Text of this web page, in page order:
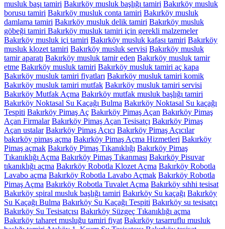
musluk başı tamiri Bakırköy musluk başlığı tamiri Bakırköy musluk
borusu tamiri Bakırköy musluk conta tamiri Bakırköy musluk
damlama tamiri Bakırköy musluk delik tamiri Bakırköy musluk
göbeği tamiri Bakırköy musluk tamiri için gerekli malzemeler
Bakırköy musluk içi tamiri Bakırköy musluk kafası tamiri Bakırköy
musluk klozet tamiri Bakırköy musluk servisi Bakırköy musluk
tamir aparatı Bakırköy musluk tamir eden Bakırköy musluk tamir
etme Bakırköy musluk tamiri Bakırköy musluk tamiri aç kapa
Bakırköy musluk tamiri fiyatları Bakırköy musluk tamiri komik
Bakırköy musluk tamiri mutfak Bakırköy musluk tamiri servisi
Bakırköy Mutfak Açma Bakırköy mutfak musluk başlığı tamiri
Bakırköy Noktasal Su Kaçağı Bulma Bakırköy Noktasal Su kaçağı
Tespiti Bakırköy Pimaş Aç Bakırköy Pimaş Açan Bakırköy Pimaş
Açan Firmalar Bakırköy Pimaş Açan Tesisatçı Bakırköy Pimaş
Açan ustalar Bakırköy Pimaş Açıcı Bakırköy Pimaş Açıcılar
bakırköy pimaş açma Bakırköy Pimaş Açma Hizmetleri Bakırköy
Pimaş açmak Bakırköy Pimaş Tıkanıklığı Bakırköy Pimaş
Tıkanıklığı Açma Bakırköy Pimaş Tıkanması Bakırköy Pisuvar
tıkanıklığı açma Bakırköy Robotla Klozet Açma Bakırköy Robotla
Lavabo açma Bakırköy Robotla Lavabo Açmak Bakırköy Robotla
Pimaş Açma Bakırköy Robotla Tuvalet Açma Bakırköy sıhhi tesisat
Bakırköy spiral musluk başlığı tamiri Bakırköy Su kaçağı Bakırköy
Su Kaçağı Bulma Bakırköy Su Kaçağı Tespiti Bakırköy su tesisatçı
Bakırköy Su Tesisatçısı Bakırköy Süzgeç Tıkanıklığı açma
Bakırköy taharet musluğu tamiri fiyat Bakırköy tasarruflu musluk